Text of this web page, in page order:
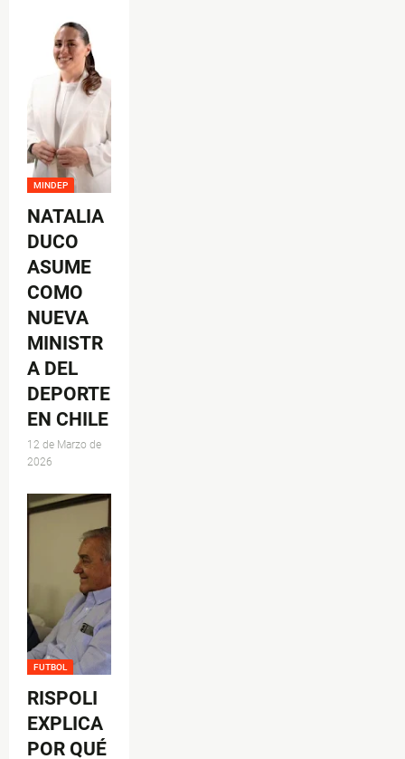
MINDEP
NATALIA
DUCO
ASUME
COMO
NUEVA
MINISTR
A DEL
DEPORTE
EN CHILE
12 de Marzo de
2026
FUTBOL
RISPOLI
EXPLICA
POR QUÉ